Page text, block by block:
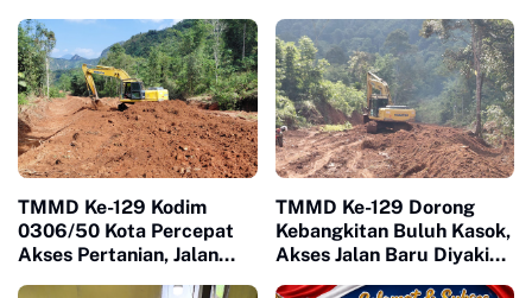
TMMD Ke-129 Kodim
0306/50 Kota Percepat
Akses Pertanian, Jalan
TMMD Ke-129 Dorong
Kebangkitan Buluh Kasok,
Akses Jalan Baru Diyakini